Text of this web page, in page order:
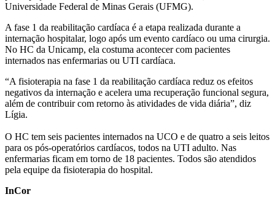
Universidade Federal de Minas Gerais (UFMG).
A fase 1 da reabilitação cardíaca é a etapa realizada durante a
internação hospitalar, logo após um evento cardíaco ou uma cirurgia.
No HC da Unicamp, ela costuma acontecer com pacientes
internados nas enfermarias ou UTI cardíaca.
“A fisioterapia na fase 1 da reabilitação cardíaca reduz os efeitos
negativos da internação e acelera uma recuperação funcional segura,
além de contribuir com retorno às atividades de vida diária”, diz
Lígia.
O HC tem seis pacientes internados na UCO e de quatro a seis leitos
para os pós-operatórios cardíacos, todos na UTI adulto. Nas
enfermarias ficam em torno de 18 pacientes. Todos são atendidos
pela equipe da fisioterapia do hospital.
InCor